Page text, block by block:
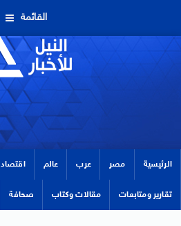
القائمة
الرئيسية مصر عرب عالم اقتصاد
تقارير ومتابعات مقالات وكتاب صحافة